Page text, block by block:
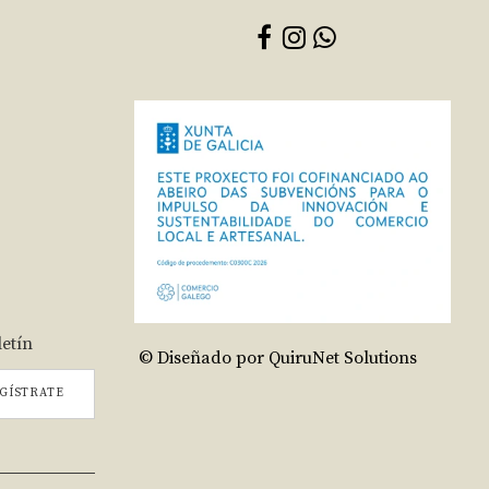
© Diseñado por QuiruNet Solutions